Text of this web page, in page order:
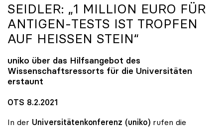
SEIDLER: „1 MILLION EURO FÜR
ANTIGEN-TESTS IST TROPFEN
AUF HEISSEN STEIN“
uniko über das Hilfsangebot des
Wissenschaftsressorts für die Universitäten
erstaunt
OTS 8.2.2021
In der Universitätenkonferenz (uniko) rufen die